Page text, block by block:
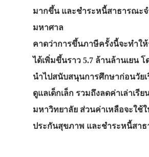
มากขึ้น และชำระหนี้สาธารณะ
มหาศาล
คาดว่าการขึ้นภาษีครั้งนี้จะทำใ
ได้เพิ่มขึ้นราว 5.7 ล้านล้านเยน โ
นำไปสนับสนุนการศึกษาก่อนวัยเ
ดูแลเด็กเล็ก รวมถึงลดค่าเล่าเรี
มหาวิทยาลัย ส่วนค่าเหลือจะใช้
ประกันสุขภาพ และชำระหนี้สา